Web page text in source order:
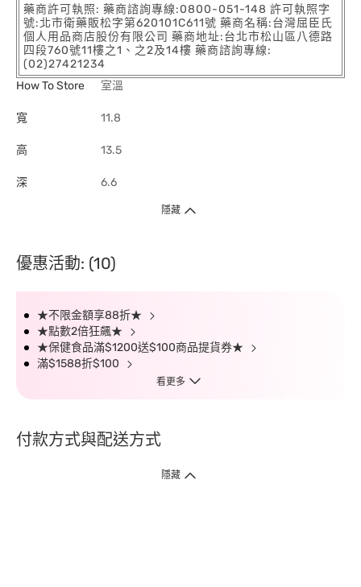
藥商許可執照: 藥商諮詢專線:0800-051-148 許可執照字
號:北市衛藥販松字第620101C611號 藥商名稱:台灣屈臣氏
個人用品商店股份有限公司 藥商地址:台北市松山區八德路
四段760號11樓之1、之2及14樓 藥商諮詢專線:
(02)27421234
How To Store
室溫
寬 11.8
高 13.5
深 6.6
隱藏
優惠活動: (10)
★不限金額享88折★
★點數2倍狂飆★
★保健食品滿$1200送$100商品提貨券★
滿$1588折$100
看更多
付款方式與配送方式
隱藏